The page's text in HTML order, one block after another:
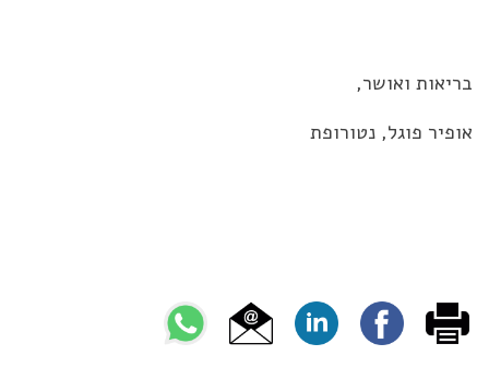
בריאות ואושר,
אופיר פוגל, נטורופת